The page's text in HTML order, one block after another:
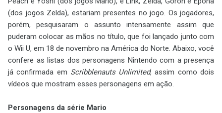
(dos jogos Zelda), estariam presentes no jogo. Os jogadores,
porém, pesquisaram o assunto intensamente assim que
puderam colocar as mãos no título, que foi lançado junto com
o Wii U, em 18 de novembro na América do Norte. Abaixo, você
confere as listas dos personagens Nintendo com a presença
já confirmada em Scribblenauts Unlimited, assim como dois
vídeos que mostram esses personagens em ação.
Personagens da série Mario